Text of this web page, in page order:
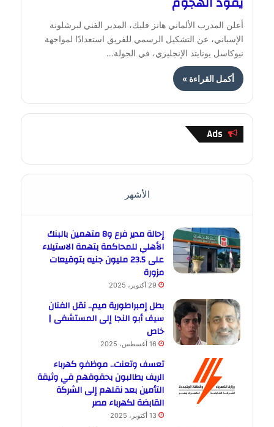
أعلن المدرب الألماني هانز فليك، المدير الفني لبرشلونة
الإسباني، عن التشكيل الرسمي للفريق استعدادًا لمواجهة
نيوكاسل يونايتد الإنجليزي، في الجولة…
أكمل القراءة »
Ads
الأشهر
إحالة مدير فرع و8 متهمين بالبنك
الأهلي للمحاكمة بتهمة الاستيلاء
على 23.5 مليون جنيه بتوقيعات
مزورة
29 أكتوبر، 2025
بطل إمبراطورية ميم.. نقل الفنان
سيف أبو النجا إلى المستشفى |
خاص
16 أغسطس، 2025
تعسف وتعنت.. موظفو كهرباء
الريف يطالبون بحقوقهم في وثيقة
التأمين بعد نقلهم إلى الشركة
القابضة لكهرباء مصر
13 أكتوبر، 2025